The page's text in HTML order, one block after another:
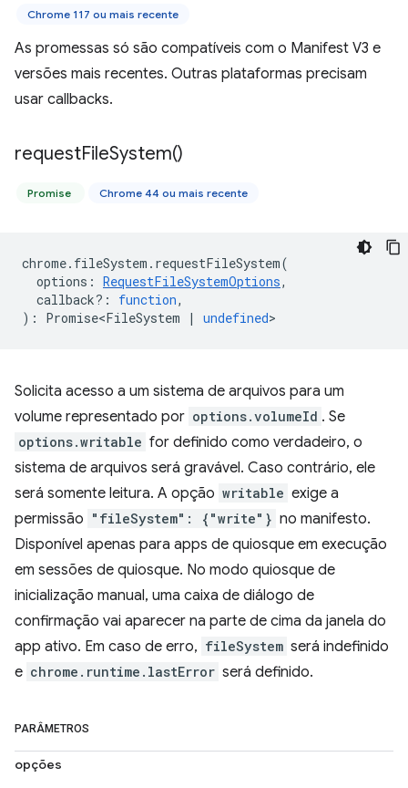
Chrome 117 ou mais recente
As promessas só são compatíveis com o Manifest V3 e
versões mais recentes. Outras plataformas precisam
usar callbacks.
requestFileSystem()
Promise Chrome 44 ou mais recente
chrome. fileSystem . requestFileSystem(
options : RequestFileSystemOptions,
callback? : function,
) : Promise<FileSystem | undefined>
Solicita acesso a um sistema de arquivos para um
volume representado por options.volumeId . Se
options.writable for definido como verdadeiro, o
sistema de arquivos será gravável. Caso contrário, ele
será somente leitura. A opção writable exige a
permissão "fileSystem": {"write"} no manifesto.
Disponível apenas para apps de quiosque em execução
em sessões de quiosque. No modo quiosque de
inicialização manual, uma caixa de diálogo de
confirmação vai aparecer na parte de cima da janela do
app ativo. Em caso de erro, fileSystem será indefinido
e chrome.runtime.lastError será definido.
PARÂMETROS
opções